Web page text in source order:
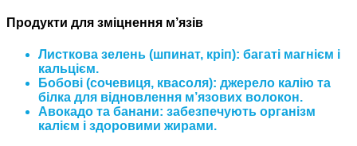
Продукти для зміцнення м’язів
Листкова зелень (шпинат, кріп): багаті магнієм і
кальцієм.
Бобові (сочевиця, квасоля): джерело калію та
білка для відновлення м’язових волокон.
Авокадо та банани: забезпечують організм
калієм і здоровими жирами.